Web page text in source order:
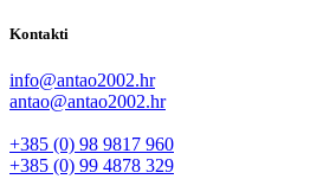
Kontakti
info@antao2002.hr
antao@antao2002.hr
+385 (0) 98 9817 960
+385 (0) 99 4878 329